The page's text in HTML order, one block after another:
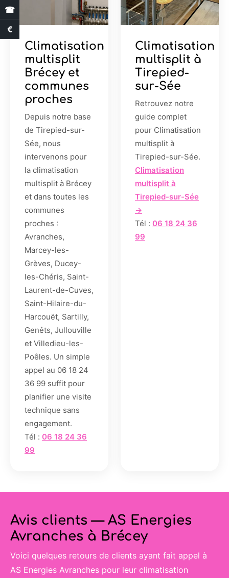
Climatisation
multisplit
Brécey et
communes
proches
Depuis notre base
de Tirepied-sur-
Sée, nous
intervenons pour
la climatisation
multisplit à Brécey
et dans toutes les
communes
proches :
Avranches,
Marcey-les-
Grèves, Ducey-
les-Chéris, Saint-
Laurent-de-Cuves,
Saint-Hilaire-du-
Harcouët, Sartilly,
Genêts, Jullouville
et Villedieu-les-
Poêles. Un simple
appel au 06 18 24
36 99 suffit pour
planifier une visite
technique sans
engagement.
Tél : 06 18 24 36
99
Climatisation
multisplit à
Tirepied-
sur-Sée
Retrouvez notre
guide complet
pour Climatisation
multisplit à
Tirepied-sur-Sée.
Climatisation
multisplit à
Tirepied-sur-Sée
→
Tél : 06 18 24 36
99
Avis clients — AS Energies
Avranches à Brécey
Voici quelques retours de clients ayant fait appel à
AS Energies Avranches pour leur climatisation
☎
€